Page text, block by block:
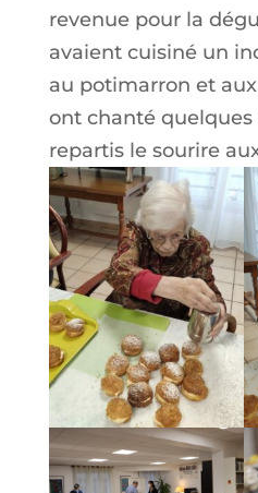
revenue pour la
avaient cuisiné un
au potimarron et
ont chanté
repartis le sourire